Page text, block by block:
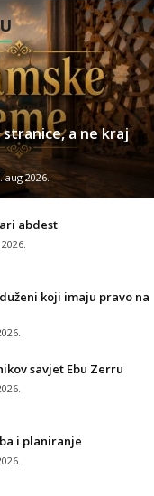
a ne kraj
aug 2026.
abdest
koji imaju pravo na
savjet Ebu Zerru
i planiranje